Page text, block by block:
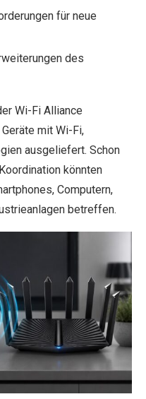
für neue
des
Wi-Fi Alliance
mit Wi-Fi,
ausgeliefert. Schon
könnten
Computern,
betreffen.